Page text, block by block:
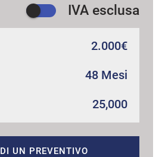
IVA esclusa
2.000€
48 Mesi
25,000
UN PREVENTIVO